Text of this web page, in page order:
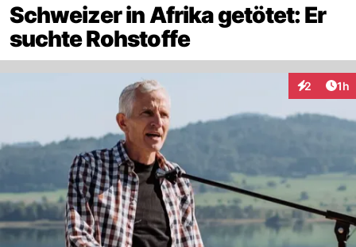
Schweizer in Afrika getötet: Er
suchte Rohstoffe
2 1h